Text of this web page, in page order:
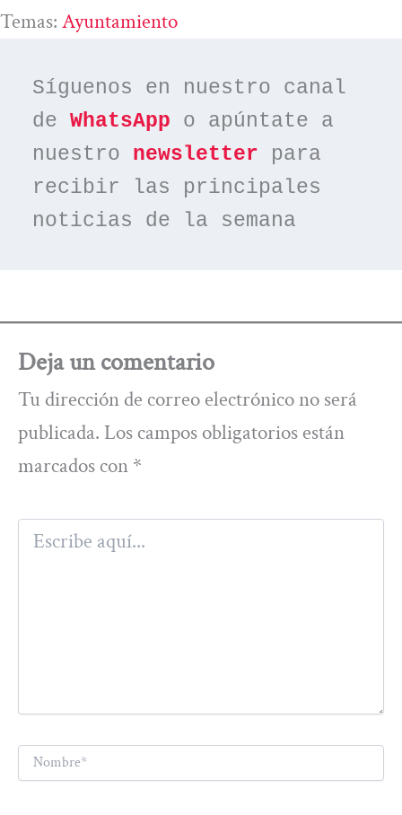
Temas: Ayuntamiento
Síguenos en nuestro canal
de WhatsApp o apúntate a
nuestro newsletter para
recibir las principales
noticias de la semana
Deja un comentario
Tu dirección de correo electrónico no será
publicada. Los campos obligatorios están
marcados con *
Escribe
aquí...
Nombre*